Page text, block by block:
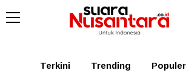
Kalbar Kalteng
Terkini Trending Populer